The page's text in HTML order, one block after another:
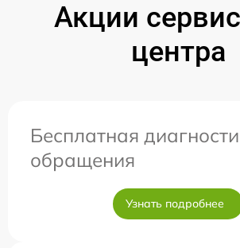
Акции
центра
Бесплатная
обращения
Узнать подробнее